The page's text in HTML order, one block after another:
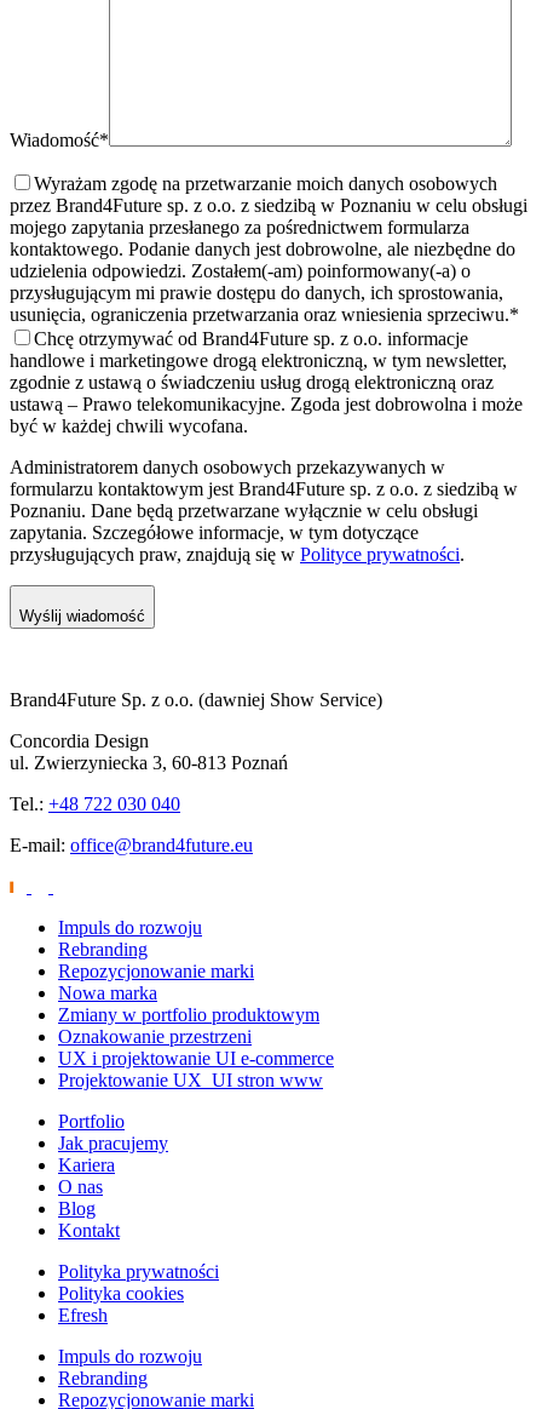
Wiadomość*
Wyrażam zgodę na przetwarzanie moich danych osobowych
przez Brand4Future sp. z o.o. z siedzibą w Poznaniu w celu obsługi
mojego zapytania przesłanego za pośrednictwem formularza
kontaktowego. Podanie danych jest dobrowolne, ale niezbędne do
udzielenia odpowiedzi. Zostałem(-am) poinformowany(-a) o
przysługującym mi prawie dostępu do danych, ich sprostowania,
usunięcia, ograniczenia przetwarzania oraz wniesienia sprzeciwu.*
Chcę otrzymywać od Brand4Future sp. z o.o. informacje
handlowe i marketingowe drogą elektroniczną, w tym newsletter,
zgodnie z ustawą o świadczeniu usług drogą elektroniczną oraz
ustawą – Prawo telekomunikacyjne. Zgoda jest dobrowolna i może
być w każdej chwili wycofana.
Administratorem danych osobowych przekazywanych w
formularzu kontaktowym jest Brand4Future sp. z o.o. z siedzibą w
Poznaniu. Dane będą przetwarzane wyłącznie w celu obsługi
zapytania. Szczegółowe informacje, w tym dotyczące
przysługujących praw, znajdują się w Polityce prywatności.
Wyślij wiadomość
Brand4Future Sp. z o.o. (dawniej Show Service)
Concordia Design
ul. Zwierzyniecka 3, 60-813 Poznań
Tel.: +48 722 030 040
E-mail: office@brand4future.eu
Impuls do rozwoju
Rebranding
Repozycjonowanie marki
Nowa marka
Zmiany w portfolio produktowym
Oznakowanie przestrzeni
UX i projektowanie UI e-commerce
Projektowanie UX_UI stron www
Portfolio
Jak pracujemy
Kariera
O nas
Blog
Kontakt
Polityka prywatności
Polityka cookies
Efresh
Impuls do rozwoju
Rebranding
Repozycjonowanie marki